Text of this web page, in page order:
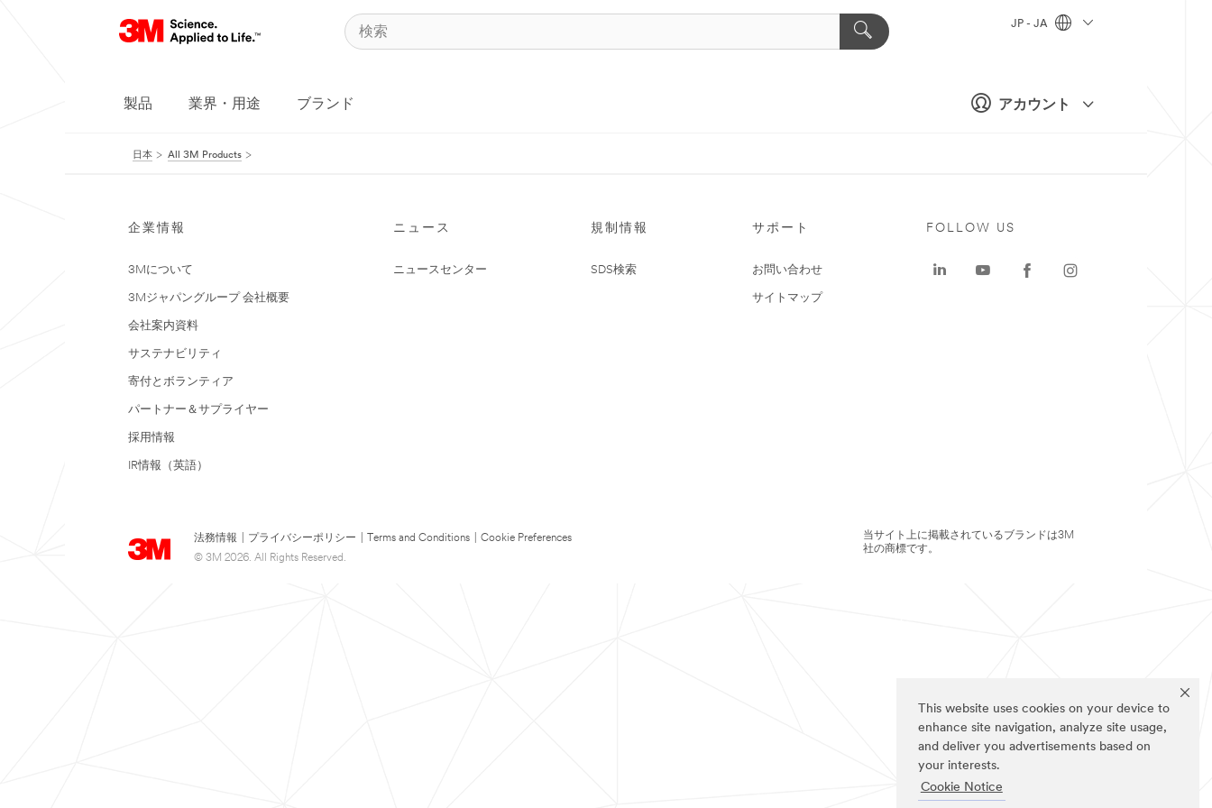
This website uses cookies on your device to
enhance site navigation, analyze site usage,
and deliver you advertisements based on
your interests.
Cookie Notice
アカウント
JP - JA
製品 業界・用途 ブランド
日本 All 3M Products
企業情報
3Mについて
3Mジャパングループ 会社概要
会社案内資料
サステナビリティ
寄付とボランティア
パートナー＆サプライヤー
採用情報
IR情報（英語）
ニュース
ニュースセンター
規制情報
SDS検索
サポート
お問い合わせ
サイトマップ
法務情報 プライバシーポリシー Terms and Conditions
Cookie Preferences
© 3M 2026. All Rights Reserved.
FOLLOW US
当サイト上に掲載されているブランドは3M
社の商標です。